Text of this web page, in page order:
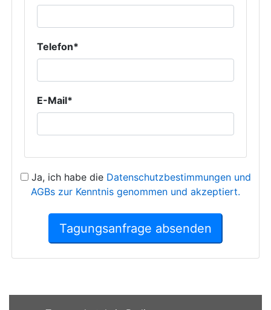
Telefon*
E-Mail*
Ja, ich habe die Datenschutzbestimmungen und
AGBs zur Kenntnis genommen und akzeptiert.
Tagungsanfrage absenden